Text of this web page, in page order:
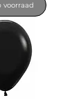
voorraad